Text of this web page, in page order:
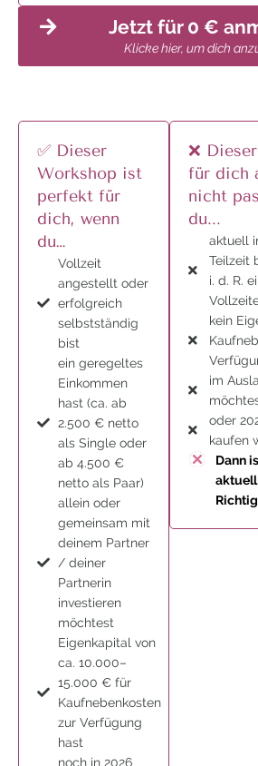
Jetzt für 0 €
Klicke hier, um dich
✅ Dieser
Workshop ist
perfekt für
dich, wenn
du…
Vollzeit
angestellt oder
erfolgreich
selbstständig
bist
ein geregeltes
Einkommen
hast (ca. ab
2.500 € netto
als Single oder
ab 4.500 €
netto als Paar)
allein oder
gemeinsam mit
deinem Partner
/ deiner
Partnerin
investieren
möchtest
Eigenkapital von
ca. 10.000–
15.000 € für
Kaufnebenkosten
zur Verfügung
hast
noch in 2026
❌
für dich
nicht
du...
aktuell
Teilzeit
i. d. R.
kein
im
oder
kaufen
Dann
aktuell